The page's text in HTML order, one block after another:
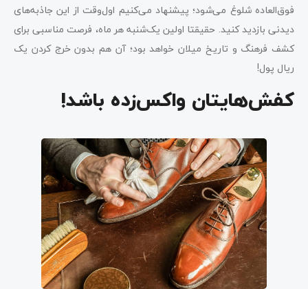
فوق‌العاده شلوغ می‌شود؛ پیشنهاد می‌کنیم اول‌وقت از این جاذبه‌های
دیدنی بازدید کنید. حقیقتا اولین یک‌شنبه هر ماه، فرصت مناسبی برای
کشف فرهنگ و تاریخ میلان خواهد بود؛ آن هم بدون خرج کردن یک
ریال پول!
کفش‌هایتان واکس‌زده باشد!